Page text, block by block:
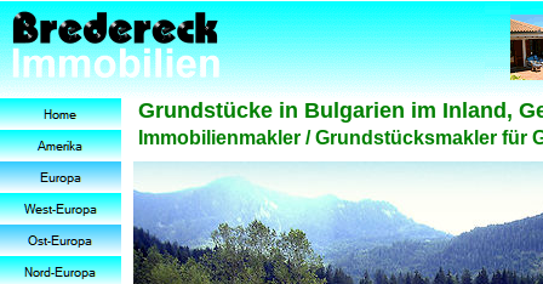
Grundstücke in Bulgarien im Inland,
Immobilienmakler / Grundstücksmakler